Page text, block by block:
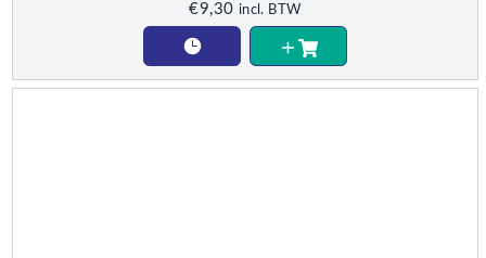
€9,30 incl. BTW